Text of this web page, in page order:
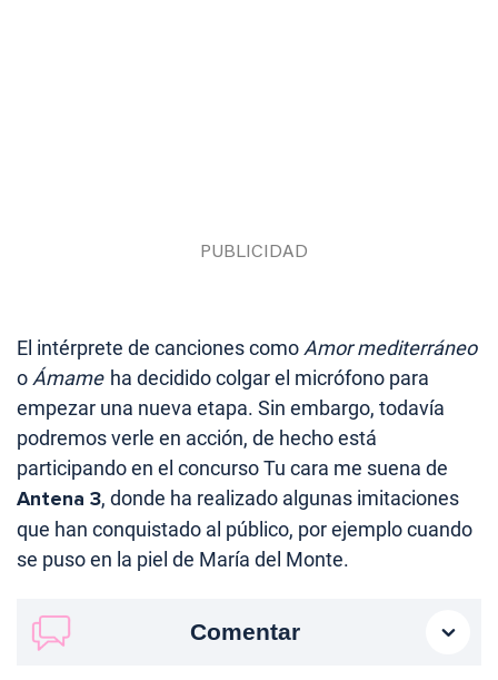
El intérprete de canciones comoAmor mediterráneo
oÁmame ha decidido colgar el micrófono para
empezar una nueva etapa. Sin embargo, todavía
podremos verle en acción, de hecho está
participando en el concurso Tu cara me suena de
Antena 3, donde ha realizado algunas imitaciones
que han conquistado al público, por ejemplo cuando
se puso en la piel de María del Monte.
Comentar